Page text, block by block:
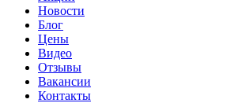
Новости
Блог
Цены
Видео
Отзывы
Вакансии
Контакты